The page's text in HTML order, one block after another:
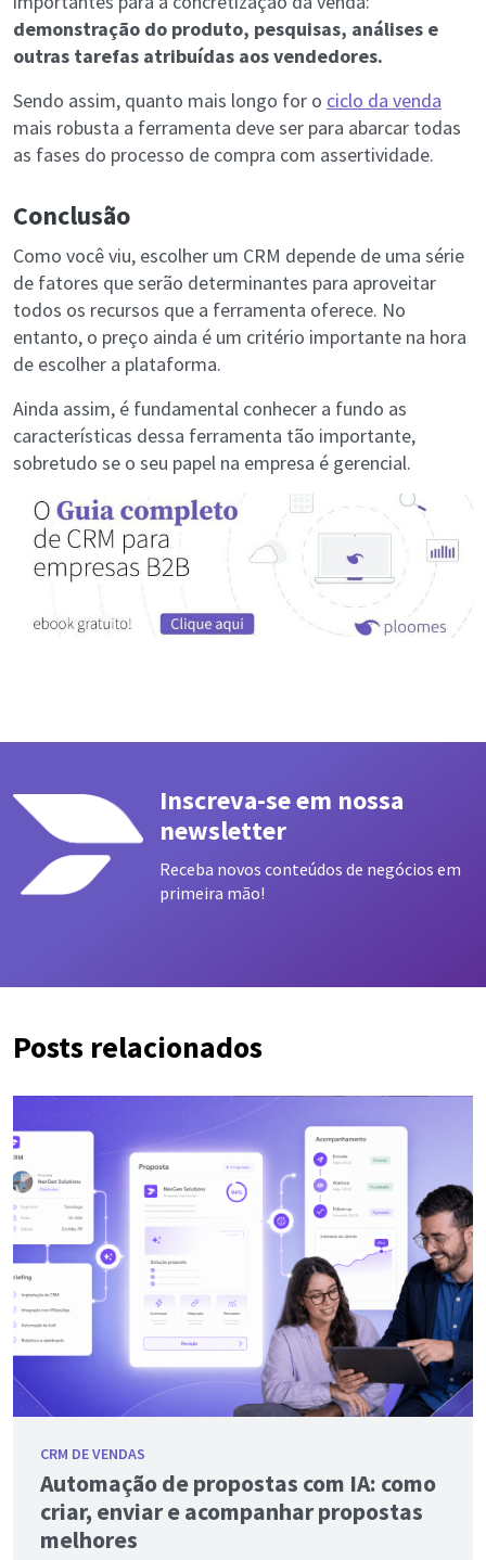
demonstração do produto, pesquisas, análises e
outras tarefas atribuídas aos vendedores.
Sendo assim, quanto mais longo for o ciclo da venda
mais robusta a ferramenta deve ser para abarcar todas
as fases do processo de compra com assertividade.
Conclusão
Como você viu, escolher um CRM depende de uma série
de fatores que serão determinantes para aproveitar
todos os recursos que a ferramenta oferece. No
entanto, o preço ainda é um critério importante na hora
de escolher a plataforma.
Ainda assim, é fundamental conhecer a fundo as
características dessa ferramenta tão importante,
sobretudo se o seu papel na empresa é gerencial.
Inscreva-se em nossa
newsletter
Receba novos conteúdos de negócios em
primeira mão!
Posts relacionados
CRM DE VENDAS
Automação de propostas com IA: como
criar, enviar e acompanhar propostas
melhores